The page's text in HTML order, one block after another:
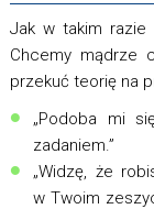
Jak w takim razie
Chcemy mądrze
przekuć teorię na
„Podoba mi
zadaniem.”
„Widzę, że
w Twoim